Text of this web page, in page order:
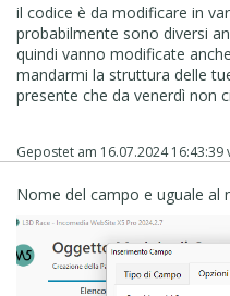
il codice è da modificare in
probabilmente sono diversi
quindi vanno modificate
mandarmi la struttura delle
presente che da venerdì non
Gepostet am 16.07.2024 16:43:39
Nome del campo e uguale al